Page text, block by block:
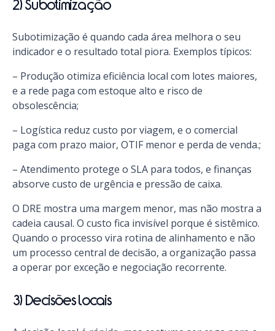
2) Subotimização
Subotimização é quando cada área melhora o seu
indicador e o resultado total piora. Exemplos típicos:
– Produção otimiza eficiência local com lotes maiores,
e a rede paga com estoque alto e risco de
obsolescência;
– Logística reduz custo por viagem, e o comercial
paga com prazo maior, OTIF menor e perda de venda.;
– Atendimento protege o SLA para todos, e finanças
absorve custo de urgência e pressão de caixa.
O DRE mostra uma margem menor, mas não mostra a
cadeia causal. O custo fica invisível porque é sistêmico.
Quando o processo vira rotina de alinhamento e não
um processo central de decisão, a organização passa
a operar por exceção e negociação recorrente.
3) Decisões locais